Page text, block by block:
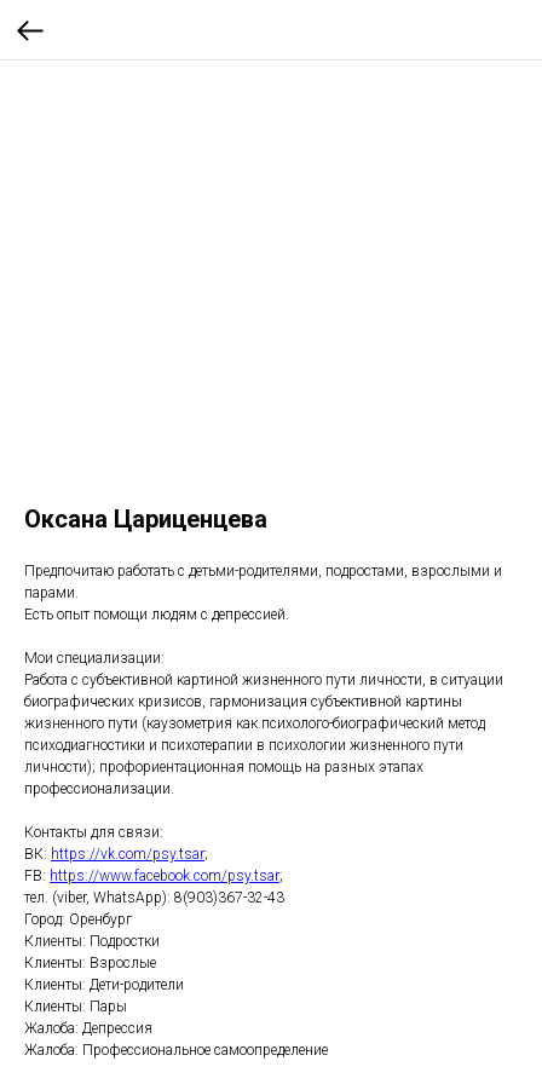
Оксана Цариценцева
Предпочитаю работать с детьми-родителями, подростами, взрослыми и
парами.
Есть опыт помощи людям с депрессией.
Мои специализации:
Работа с субъективной картиной жизненного пути личности, в ситуации
биографических кризисов, гармонизация субъективной картины
жизненного пути (каузометрия как психолого-биографический метод
психодиагностики и психотерапии в психологии жизненного пути
личности); профориентационная помощь на разных этапах
профессионализации.
Контакты для связи:
ВК: https://vk.com/psy.tsar;
FB: https://www.facebook.com/psy.tsar;
тел. (viber, WhatsApp): 8(903)367-32-43
Город: Оренбург
Клиенты: Подростки
Клиенты: Взрослые
Клиенты: Дети-родители
Клиенты: Пары
Жалоба: Депрессия
Жалоба: Профессиональное самоопределение